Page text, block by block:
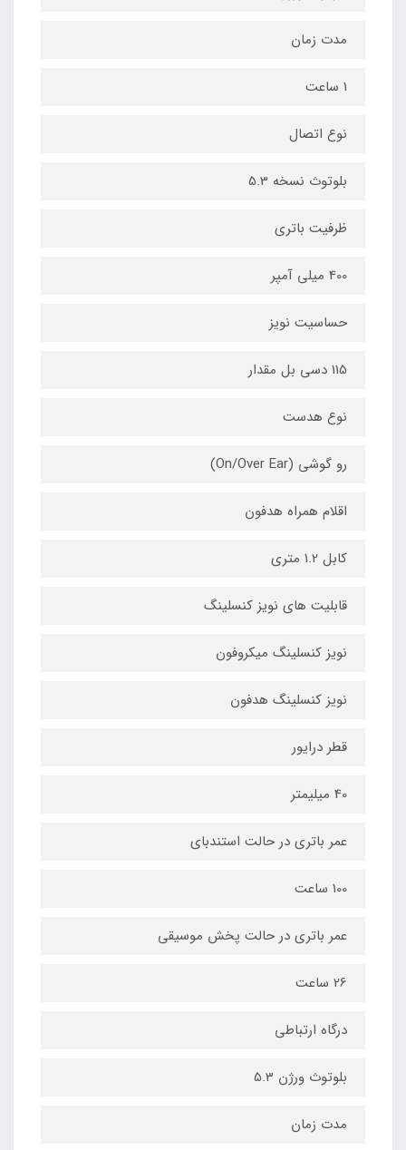
مدت زمان
1 ساعت
نوع اتصال
بلوتوث نسخه 5.3
ظرفیت باتری
400 میلی آمپر
حساسیت نویز
115 دسی بل مقدار
نوع هدست
رو گوشی (On/Over Ear)
اقلام همراه هدفون
کابل 1.2 متری
قابلیت های نویز کنسلینگ
نویز کنسلینگ میکروفون
نویز کنسلینگ هدفون
قطر درایور
40 میلیمتر
عمر باتری در حالت استندبای
100 ساعت
عمر باتری در حالت پخش موسیقی
26 ساعت
درگاه ارتباطی
بلوتوث ورژن 5.3
مدت زمان